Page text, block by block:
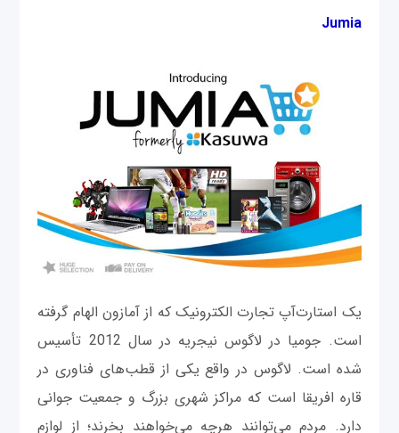
Jumia
یک استارت‌آپ تجارت الکترونیک که از آمازون الهام گرفته
است. جومیا در لاگوس نیجریه در سال 2012 تأسیس
شده است. لاگوس در واقع یکی از قطب‌های فناوری در
قاره افریقا است که مراکز شهری بزرگ و جمعیت جوانی
دارد. مردم می‌توانند هرچه می‌خواهند بخرند؛ از لوازم